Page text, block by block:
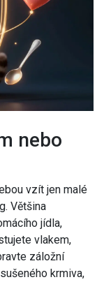
nebo
vzít jen malé
Většina
jídla,
vlakem,
záložní
krmiva,